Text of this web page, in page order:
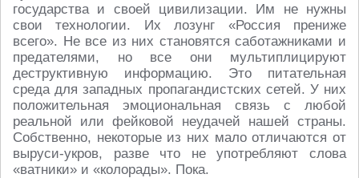
государства и своей цивилизации. Им не нужны
свои технологии. Их лозунг «Россия прениже
всего». Не все из них становятся саботажниками и
предателями, но все они мультиплицируют
деструктивную информацию. Это питательная
среда для западных пропагандистских сетей. У них
положительная эмоциональная связь с любой
реальной или фейковой неудачей нашей страны.
Собственно, некоторые из них мало отличаются от
выруси-укров, разве что не употребляют слова
«ватники» и «колорады». Пока.